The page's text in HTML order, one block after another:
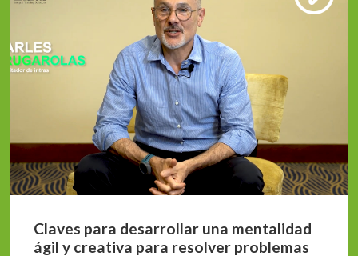
Claves para desarrollar una mentalidad
ágil y creativa para resolver problemas